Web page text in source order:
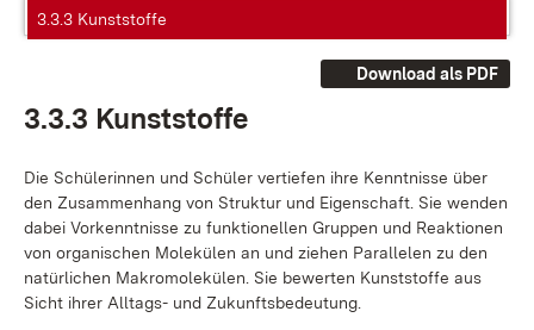
3.3.3 Kunststoffe
Download als PDF
3.3.3 Kunst­stof­fe
Die Schü­le­rin­nen und Schü­ler ver­tie­fen ih­re Kennt­nis­se über
den Zu­sam­men­hang von Struk­tur und Ei­gen­schaft. Sie wen­den
da­bei Vor­kennt­nis­se zu funk­tio­nel­len Grup­pen und Re­ak­tio­nen
von or­ga­ni­schen Mo­le­kü­len an und zie­hen Par­al­le­len zu den
na­tür­li­chen Ma­kro­mo­le­kü­len. Sie be­wer­ten Kunst­stof­fe aus
Sicht ih­rer All­tags- und Zu­kunfts­be­deu­tung.